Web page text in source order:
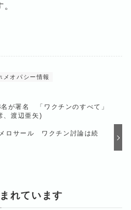
メオパシー情報
が署名 「ワクチンのすべて」
、渡辺亜矢)
ロサール ワクチン討論は続
れています